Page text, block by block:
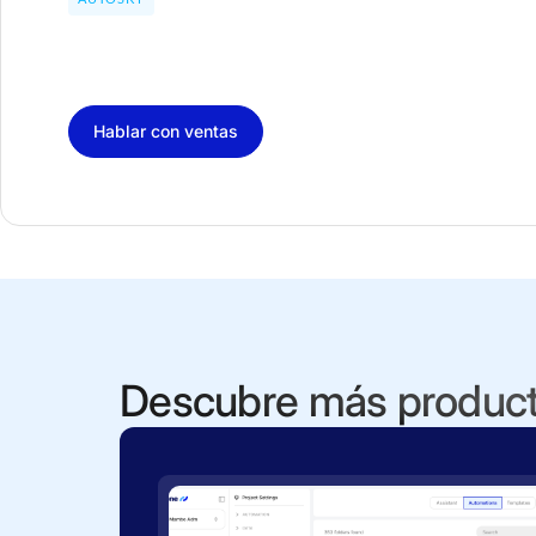
Hablar con ventas
Descubre más